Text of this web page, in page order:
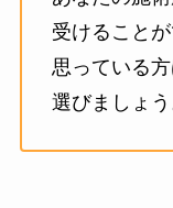
受けること
思っている
選びましょう